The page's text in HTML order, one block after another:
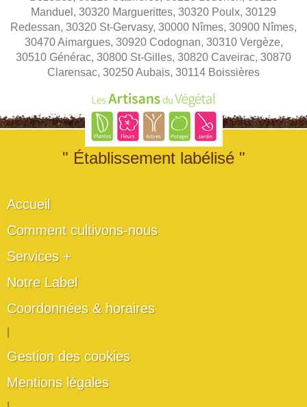
Manduel, 30320 Marguerittes, 30320 Poulx, 30129
Redessan, 30320 St-Gervasy, 30000 Nîmes, 30900 Nîmes,
30470 Aimargues, 30920 Codognan, 30310 Vergèze,
30510 Générac, 30800 St-Gilles, 30820 Caveirac, 30870
Clarensac, 30250 Aubais, 30114 Boissières
" Établissement labélisé "
Accueil
Comment cultivons-nous
Services +
Notre Label
Coordonnées & horaires
Gestion des cookies
Mentions légales